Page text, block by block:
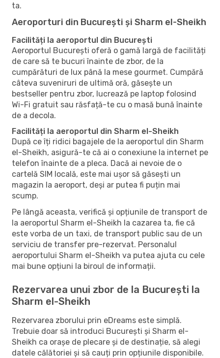
ta.
Aeroporturi din București și Sharm el-Sheikh
Facilități la aeroportul din București
Aeroportul București oferă o gamă largă de facilități
de care să te bucuri înainte de zbor, de la
cumpărături de lux până la mese gourmet. Cumpără
câteva suveniruri de ultimă oră, găsește un
bestseller pentru zbor, lucrează pe laptop folosind
Wi-Fi gratuit sau răsfață-te cu o masă bună înainte
de a decola.
Facilități la aeroportul din Sharm el-Sheikh
După ce îți ridici bagajele de la aeroportul din Sharm
el-Sheikh, asigură-te că ai o conexiune la internet pe
telefon înainte de a pleca. Dacă ai nevoie de o
cartelă SIM locală, este mai ușor să găsești un
magazin la aeroport, deși ar putea fi puțin mai
scump.
Pe lângă aceasta, verifică și opțiunile de transport de
la aeroportul Sharm el-Sheikh la cazarea ta, fie că
este vorba de un taxi, de transport public sau de un
serviciu de transfer pre-rezervat. Personalul
aeroportului Sharm el-Sheikh va putea ajuta cu cele
mai bune opțiuni la biroul de informații.
Rezervarea unui zbor de la București la
Sharm el-Sheikh
Rezervarea zborului prin eDreams este simplă.
Trebuie doar să introduci București și Sharm el-
Sheikh ca orașe de plecare și de destinație, să alegi
datele călătoriei și să cauți prin opțiunile disponibile.